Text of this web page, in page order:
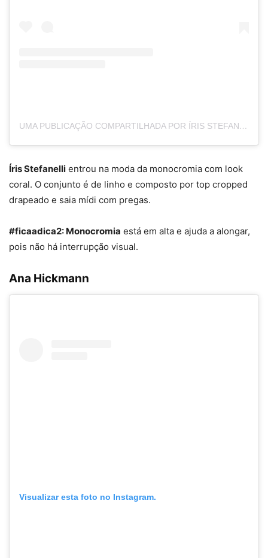
UMA PUBLICAÇÃO COMPARTILHADA POR ÍRIS STEFANELLI STORE 💮 (@IRISSTEFANELLISTORE)
Íris Stefanelli entrou na moda da monocromia com look
coral. O conjunto é de linho e composto por top cropped
drapeado e saia mídi com pregas.
#ficaadica2: Monocromia está em alta e ajuda a alongar,
pois não há interrupção visual.
Ana Hickmann
Visualizar esta foto no Instagram.